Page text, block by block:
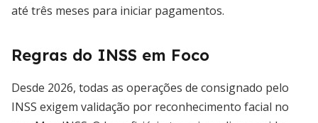
até três meses para iniciar pagamentos.
Regras do INSS em Foco
Desde 2026, todas as operações de consignado pelo
INSS exigem validação por reconhecimento facial no